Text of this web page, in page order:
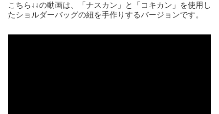
こちら↓↓の動画は、「ナスカン」と「コキカン」を使用し
たショルダーバッグの紐を手作りするバージョンです。